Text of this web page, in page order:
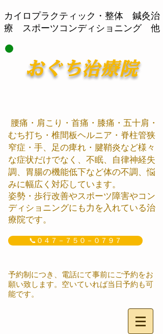
​カイロプラクティック・整体 鍼灸治
療 スポーツコンディショニング 他
おぐち治療院
腰痛・肩こり・首痛・膝痛・五十肩・
むち打ち・椎間板ヘルニア・脊柱管狭
窄症・手、足の痺れ・腱鞘炎など様々
な症状だけでなく、不眠、自律神経失
調、胃腸の機能低下など体の不調、悩
みに幅広く対応しています。
姿勢・歩行改善やスポーツ障害やコン
ディショニング​にも力を入れている治
療院です。
📞０４７－７５０－０７９７
予約制につき、電話にて事前にご予約をお
願い致します。空いていれば当日予約も可
能です。